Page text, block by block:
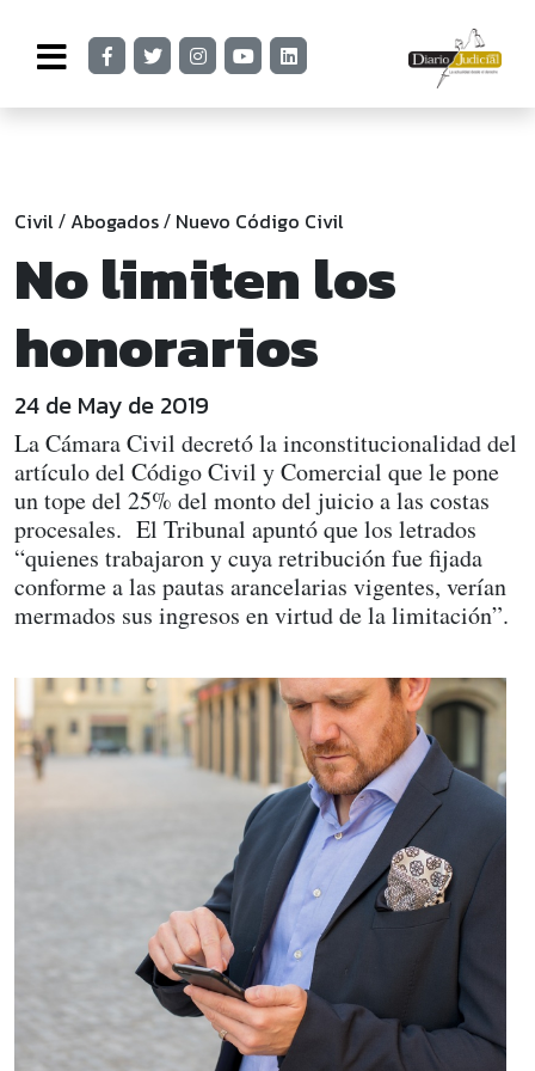
Civil/Abogados/ Nuevo Código Civil
No limiten los
honorarios
24 de May de 2019
La Cámara Civil decretó la inconstitucionalidad del
artículo del Código Civil y Comercial que le pone
un tope del 25% del monto del juicio a las costas
procesales. El Tribunal apuntó que los letrados
“quienes trabajaron y cuya retribución fue fijada
conforme a las pautas arancelarias vigentes, verían
mermados sus ingresos en virtud de la limitación”.